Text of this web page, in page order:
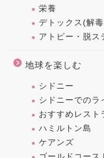
栄養
デトックス(解
アトピー・脱ス
地球を楽しむ
シドニー
シドニーでのラ
おすすめレスト
ハミルトン島
ケアンズ